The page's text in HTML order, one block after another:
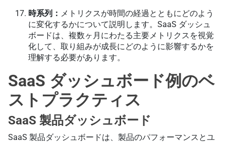
時系列： メトリクスが時間の経過とともにどのよう
に変化するかについて説明します。SaaS ダッシュ
ボードは、複数ヶ月にわたる主要メトリクスを視覚
化して、取り組みが成長にどのように影響するかを
理解する必要があります。
SaaS ダッシュボード例のベ
ストプラクティス
SaaS 製品ダッシュボード
SaaS 製品ダッシュボードは、製品のパフォーマンスとユ